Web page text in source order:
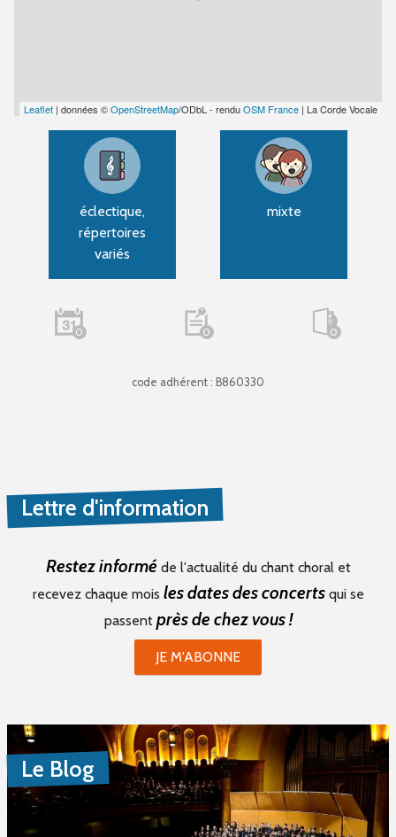
Leaflet | données ©OpenStreetMap/ODbL - renduOSM France | La Corde Vocale
éclectique,
répertoires
variés
mixte
0 0 0
code adhérent : B860330
Lettre d'information
Restez informé de l'actualité du chant choral et
recevez chaque mois les dates des concertsqui se
passent près de chez vous !
JE M'ABONNE
Le Blog